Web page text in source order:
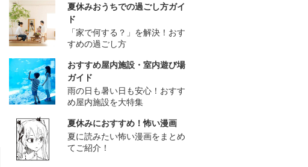
夏休みおうちでの過ごし方ガイ
ド
「家で何する？」を解決！おす
すめの過ごし方
おすすめ屋内施設・室内遊び場
ガイド
雨の日も暑い日も安心！おすす
め屋内施設を大特集
夏休みにおすすめ！怖い漫画
夏に読みたい怖い漫画をまとめ
てご紹介！